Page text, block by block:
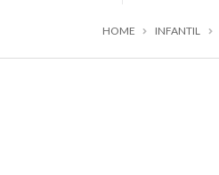
HOME INFANTIL